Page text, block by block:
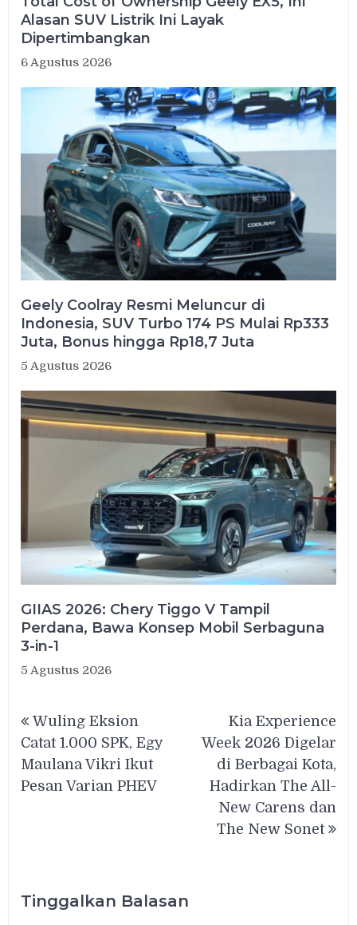
Alasan SUV Listrik Ini Layak
Dipertimbangkan
6 Agustus 2026
Geely Coolray Resmi Meluncur di
Indonesia, SUV Turbo 174 PS Mulai Rp333
Juta, Bonus hingga Rp18,7 Juta
5 Agustus 2026
GIIAS 2026: Chery Tiggo V Tampil
Perdana, Bawa Konsep Mobil Serbaguna
3-in-1
5 Agustus 2026
pos
Wuling Eksion
Catat 1.000 SPK, Egy
Maulana Vikri Ikut
Pesan Varian PHEV
Kia Experience
Week 2026 Digelar
di Berbagai Kota,
Hadirkan The All-
New Carens dan
The New Sonet
Tinggalkan Balasan